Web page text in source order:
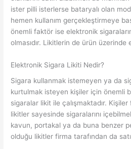
ister pilli isterlerse bataryalı olan
hemen kullanım gerçekleştirmeye
önemli faktör ise elektronik
olmasıdır. Likitlerin de ürün üzerinde
Elektronik Sigara Likiti Nedir?
Sigara kullanmak istemeyen ya da
kurtulmak isteyen kişiler için önemli
sigaralar likit ile çalışmaktadır.
likitler sayesinde sigaralarını
kavun, portakal ya da buna benzer
olduğu likitler firma tarafından da